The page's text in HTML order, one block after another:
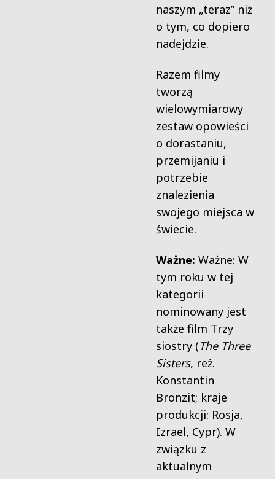
naszym „teraz” niż
o tym, co dopiero
nadejdzie.
Razem filmy
tworzą
wielowymiarowy
zestaw opowieści
o dorastaniu,
przemijaniu i
potrzebie
znalezienia
swojego miejsca w
świecie.
Ważne: Ważne: W
tym roku w tej
kategorii
nominowany jest
także film Trzy
siostry (The Three
Sisters, reż.
Konstantin
Bronzit; kraje
produkcji: Rosja,
Izrael, Cypr). W
związku z
aktualnym